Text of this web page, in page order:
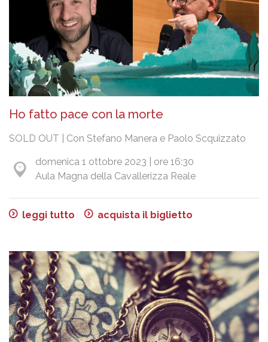
Ho fatto pace con la morte
SOLD OUT | Con Stefano Manera e Paolo Scquizzato
domenica 1 ottobre 2023 | ore 16:30
Aula Magna della Cavallerizza Reale
leggi tutto acquista il biglietto